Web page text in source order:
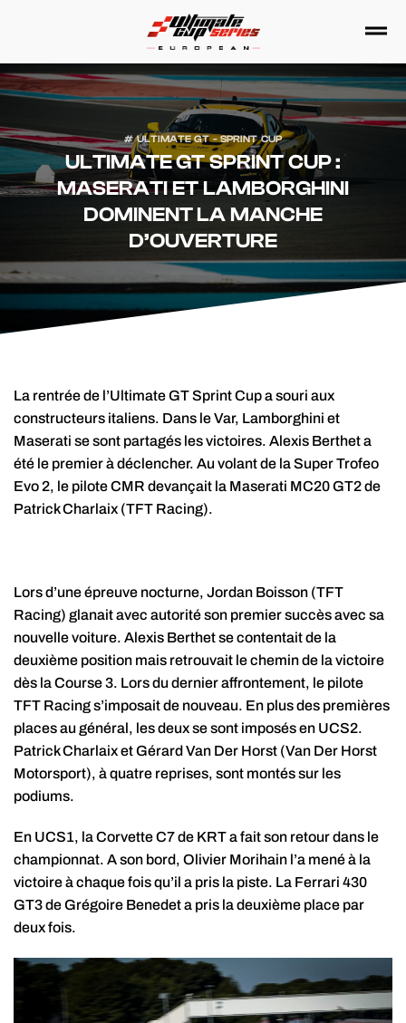
ULTIMATE GT - SPRINT CUP
ULTIMATE GT SPRINT CUP :
MASERATI ET LAMBORGHINI
DOMINENT LA MANCHE
D’OUVERTURE
La rentrée de l’Ultimate GT Sprint Cup a souri aux
constructeurs italiens. Dans le Var, Lamborghini et
Maserati se sont partagés les victoires. Alexis Berthet a
été le premier à déclencher. Au volant de la Super Trofeo
Evo 2, le pilote CMR devançait la Maserati MC20 GT2 de
Patrick Charlaix (TFT Racing).
Lors d’une épreuve nocturne, Jordan Boisson (TFT
Racing) glanait avec autorité son premier succès avec sa
nouvelle voiture. Alexis Berthet se contentait de la
deuxième position mais retrouvait le chemin de la victoire
dès la Course 3. Lors du dernier affrontement, le pilote
TFT Racing s’imposait de nouveau. En plus des premières
places au général, les deux se sont imposés en UCS2.
Patrick Charlaix et Gérard Van Der Horst (Van Der Horst
Motorsport), à quatre reprises, sont montés sur les
podiums.
En UCS1, la Corvette C7 de KRT a fait son retour dans le
championnat. A son bord, Olivier Morihain l’a mené à la
victoire à chaque fois qu’il a pris la piste. La Ferrari 430
GT3 de Grégoire Benedet a pris la deuxième place par
deux fois.